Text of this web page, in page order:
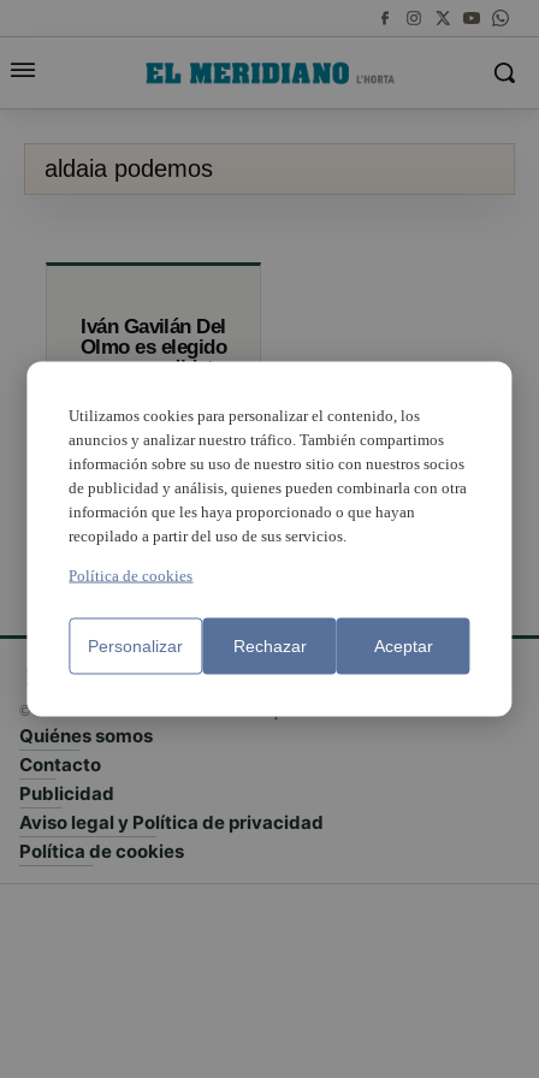
aldaia podemos
Iván Gavilán Del
Olmo es elegido
como candidato
Aldaia por
Podem Aldaia.
© El Meridiano L'Horta 2026 - Valencia - España
Quiénes somos
Contacto
Publicidad
Aviso legal y Política de privacidad
Política de cookies
Utilizamos cookies para personalizar el contenido, los
anuncios y analizar nuestro tráfico. También compartimos
información sobre su uso de nuestro sitio con nuestros socios
de publicidad y análisis, quienes pueden combinarla con otra
información que les haya proporcionado o que hayan
recopilado a partir del uso de sus servicios.
Política de cookies
Personalizar Rechazar Aceptar